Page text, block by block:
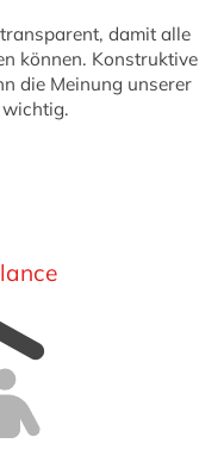
damit alle
können. Konstruktive
die Meinung unserer